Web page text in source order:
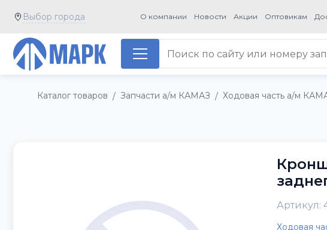
Выбор города О компании Новости Акции Оптовикам
Каталог товаров / Запчасти а/м КАМАЗ / Ходовая часть а/м
Артикул:
Ходовая